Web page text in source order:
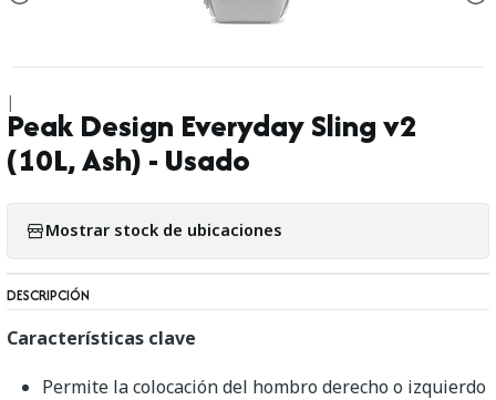
|
Peak Design Everyday Sling v2
(10L, Ash) - Usado
Mostrar stock de ubicaciones
DESCRIPCIÓN
Características clave
Permite la colocación del hombro derecho o izquierdo